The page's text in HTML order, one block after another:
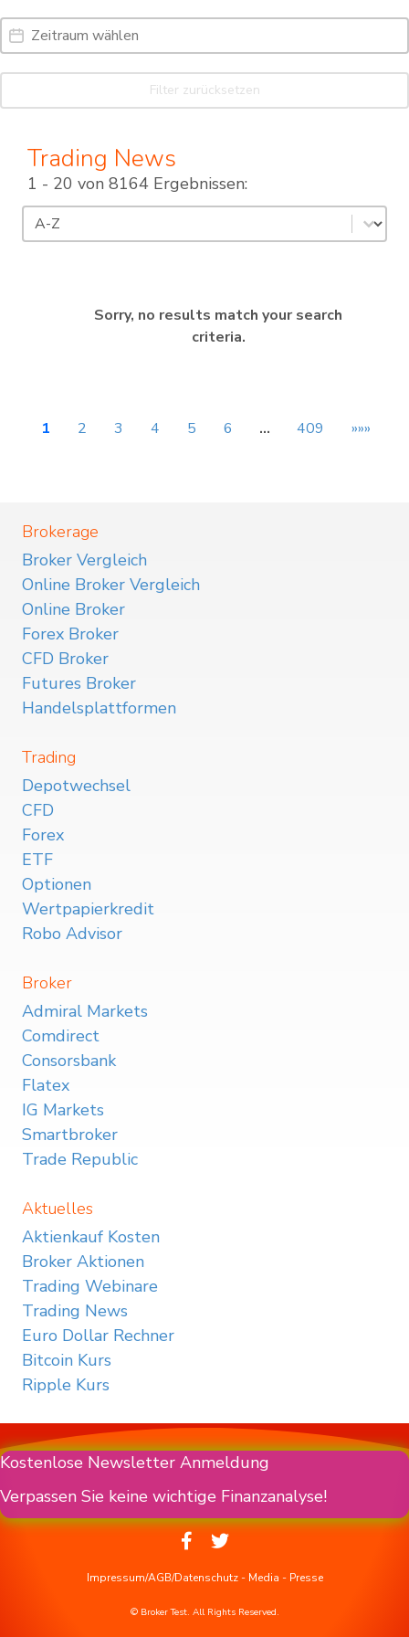
Date Range
Date
Filter zurücksetzen
Trading News
1 - 20 von 8164 Ergebnissen:
Sortierung
Sort content
Sorry, no results match your search
criteria.
1 2 3 4 5 6 … 409 »»»
Brokerage
Broker Vergleich
Online Broker Vergleich
Online Broker
Forex Broker
CFD Broker
Futures Broker
Handelsplattformen
Trading
Depotwechsel
CFD
Forex
ETF
Optionen
Wertpapierkredit
Robo Advisor
Broker
Admiral Markets
Comdirect
Consorsbank
Flatex
IG Markets
Smartbroker
Trade Republic
Aktuelles
Aktienkauf Kosten
Broker Aktionen
Trading Webinare
Trading News
Euro Dollar Rechner
Bitcoin Kurs
Ripple Kurs
Kostenlose Newsletter Anmeldung
Verpassen Sie keine wichtige Finanzanalyse!
Impressum/AGB/Datenschutz- Media - Presse
© Broker Test. All Rights Reserved.